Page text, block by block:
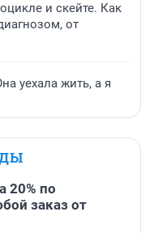
и скейте. Как
от
уехала жить, а я
20% по
заказ от